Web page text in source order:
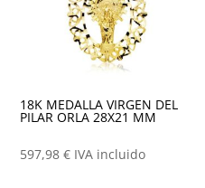
18K MEDALLA VIRGEN DEL
PILAR ORLA 28X21 MM
597,98€ IVA incluido